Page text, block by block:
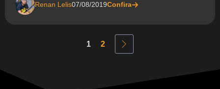
Renan Lelis07/08/2019Confira
1 2